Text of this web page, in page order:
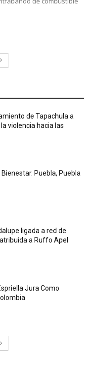
de Tapachula a
violencia hacia las
Puebla, Puebla
ligada a red de
a Ruffo Apel
Jura Como